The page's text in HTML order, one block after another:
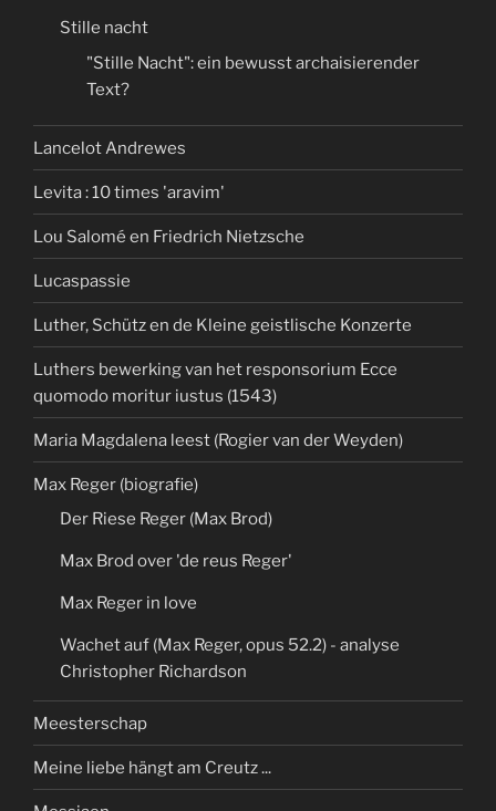
Stille nacht
"Stille Nacht": ein bewusst archaisierender
Text?
Lancelot Andrewes
Levita : 10 times 'aravim'
Lou Salomé en Friedrich Nietzsche
Lucaspassie
Luther, Schütz en de Kleine geistlische Konzerte
Luthers bewerking van het responsorium Ecce
quomodo moritur iustus (1543)
Maria Magdalena leest (Rogier van der Weyden)
Max Reger (biografie)
Der Riese Reger (Max Brod)
Max Brod over 'de reus Reger'
Max Reger in love
Wachet auf (Max Reger, opus 52.2) - analyse
Christopher Richardson
Meesterschap
Meine liebe hängt am Creutz ...